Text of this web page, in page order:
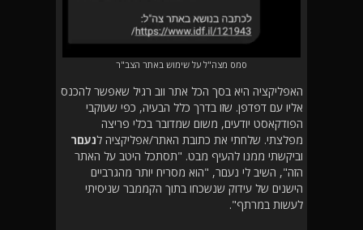
סמס מצה"ל על שימוש באתר הצב"ר
האפליקציה היא בסך הכל אתר ווב רגיל שאפשר להכנס
אליו עם דפדפן. שזו בדרך כלל הבעיה, כפי שעוקבי
הפודקאסט יודעים, משום שמדובר בכלי פריצה
מפלצתי. שלחתי את כתובת האתר/אפליקציה לנעםר
וביקשתי ממנו להעיף מבט. "תסתכל היטב על האתר
הזה", השיב לי נעםר, "הוא מסריח יותר מהגרביים
הישנים של עידוק שנשכחו בתוך הקממבר שניסיתי
לעשות במרתף".